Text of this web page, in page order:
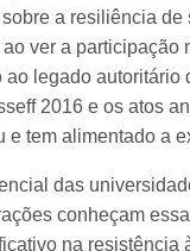
a resiliência
ver a
ao legado
2016 e os atos
e tem alimentado a
das
conheçam
na